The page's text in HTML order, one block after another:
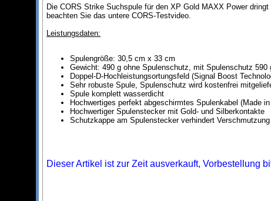
Die CORS Strike Suchspule für den XP Gold MAXX Power
beachten Sie das untere CORS-Testvideo.
Leistungsdaten:
Spulengröße: 30,5 cm x 33 cm
Gewicht: 490 g ohne Spulenschutz, mit Spulenschutz 590
Doppel-D-Hochleistungsortungsfeld (Signal Boost
Sehr robuste Spule, Spulenschutz wird kostenfrei
Spule komplett wasserdicht
Hochwertiges perfekt abgeschirmtes Spulenkabel (Made
Hochwertiger Spulenstecker mit Gold- und Silberkontakte
Schutzkappe am Spulenstecker verhindert Verschmutzung
Dieser Artikel ist zur Zeit ausverkauft, Vorbestellung